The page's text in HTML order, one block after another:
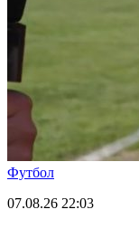
Футбол
07.08.26 22:03